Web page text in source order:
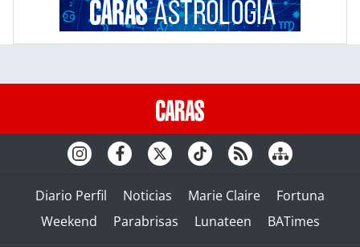
Diario Perfil Noticias Marie Claire
Fortuna
Weekend
Parabrisas Lunateen BATimes